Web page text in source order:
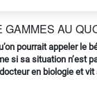
GAMMES AU
pourrait appeler le
si sa situation n’est
en biologie et vit